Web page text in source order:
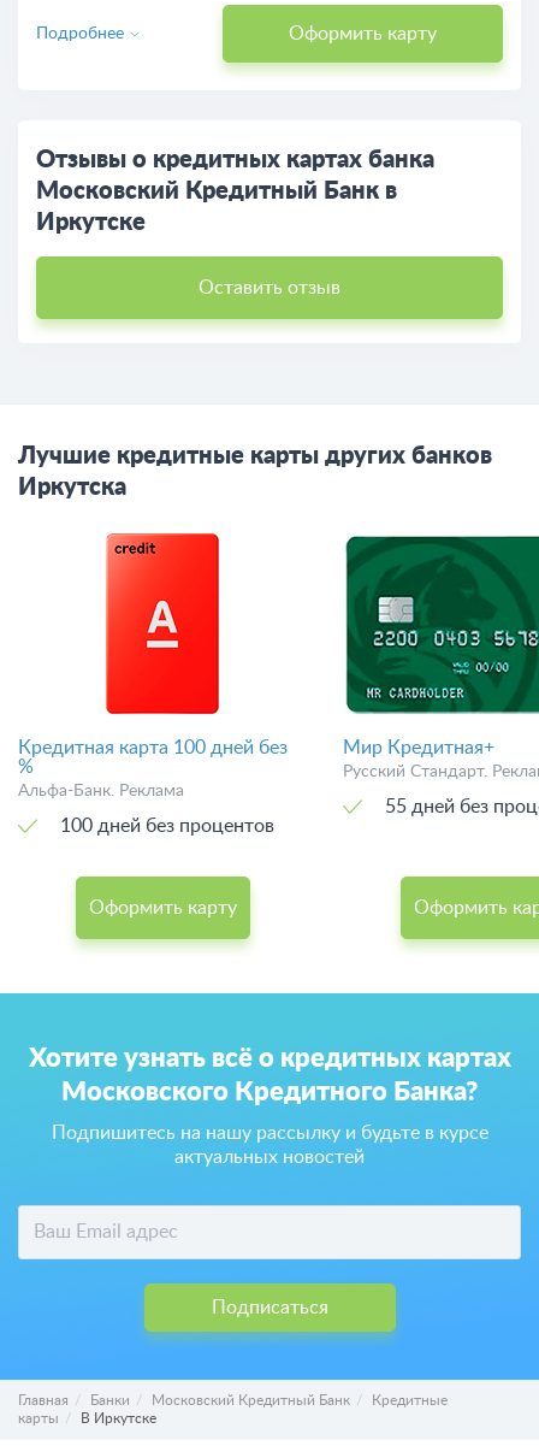
Оформить карту
Подробнее
Отзывы о кредитных картах банка
Московский Кредитный Банк в
Иркутске
Оставить отзыв
Лучшие кредитные карты других банков
Иркутска
Кредитная карта 100 дней без
%
Альфа-Банк. Реклама
100 дней без процентов
Оформить карту
Мир Кредитная+
Русский Стандарт.
55 дней без
Оформить
Хотите узнать всё о кредитных картах
Московского Кредитного Банка?
Подпишитесь на нашу рассылку и будьте в курсе
актуальных новостей
Подписаться
Главная Банки Московский Кредитный Банк
Кредитные
карты
В Иркутске